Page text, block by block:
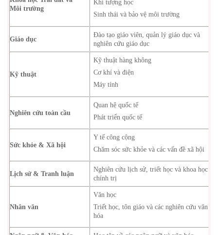
Môi trường
Khí tượng học
Sinh thái và bảo vệ môi trường
Giáo dục
Đào tạo giáo viên, quản lý giáo dục và
nghiên cứu giáo dục
Kỹ thuật
Kỹ thuật hàng không
Cơ khí và điện
Máy tính
Nghiên cứu toàn cầu
Quan hệ quốc tế
Phát triển quốc tế
Sức khỏe & Xã hội
Y tế công cộng
Chăm sóc sức khỏe và các vấn đề xã hội
Lịch sử & Tranh luận
Nghiên cứu lịch sử, triết học và khoa học
chính trị
Nhân văn
Văn học
Triết học, tôn giáo và các nghiên cứu văn
hóa